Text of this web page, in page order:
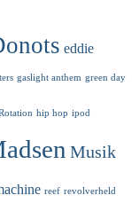
eddie
gaslight anthem green day
hip hop ipod
Musik
reef revolverheld